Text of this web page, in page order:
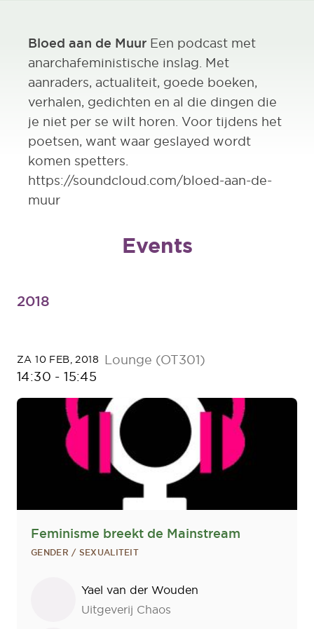
Bloed aan de Muur Een podcast met
anarchafeministische inslag. Met
aanraders, actualiteit, goede boeken,
verhalen, gedichten en al die dingen die
je niet per se wilt horen. Voor tijdens het
poetsen, want waar geslayed wordt
komen spetters.
https://soundcloud.com/bloed-aan-de-
muur
Events
2018
ZA 10 FEB, 2018
14:30 -15:45
Lounge (OT301)
Feminisme breekt de Mainstream
GENDER / SEXUALITEIT
SprekersYael van der Wouden
Uitgeverij Chaos